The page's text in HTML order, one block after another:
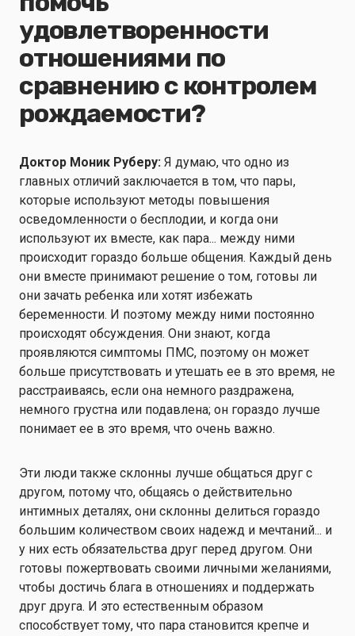
удовлетворенности
отношениями по
сравнению с контролем
рождаемости?
Доктор Моник Руберу: Я думаю, что одно из
главных отличий заключается в том, что пары,
которые используют методы повышения
осведомленности о бесплодии, и когда они
используют их вместе, как пара... между ними
происходит гораздо больше общения. Каждый день
они вместе принимают решение о том, готовы ли
они зачать ребенка или хотят избежать
беременности. И поэтому между ними постоянно
происходят обсуждения. Они знают, когда
проявляются симптомы ПМС, поэтому он может
больше присутствовать и утешать ее в это время, не
расстраиваясь, если она немного раздражена,
немного грустна или подавлена; он гораздо лучше
понимает ее в это время, что очень важно.
Эти люди также склонны лучше общаться друг с
другом, потому что, общаясь о действительно
интимных деталях, они склонны делиться гораздо
большим количеством своих надежд и мечтаний... и
у них есть обязательства друг перед другом. Они
готовы пожертвовать своими личными желаниями,
чтобы достичь блага в отношениях и поддержать
друг друга. И это естественным образом
способствует тому, что пара становится крепче и